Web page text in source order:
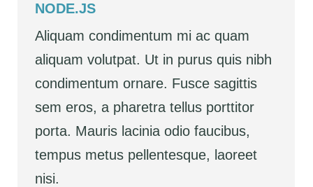
NODE.JS
Aliquam condimentum mi ac quam
aliquam volutpat. Ut in purus quis nibh
condimentum ornare. Fusce sagittis
sem eros, a pharetra tellus porttitor
porta. Mauris lacinia odio faucibus,
tempus metus pellentesque, laoreet
nisi.